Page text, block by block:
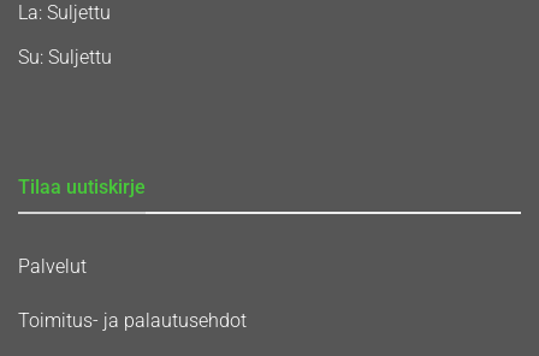
La: Suljettu
Su: Suljettu
Tilaa uutiskirje
Palvelut
Toimitus- ja palautusehdot